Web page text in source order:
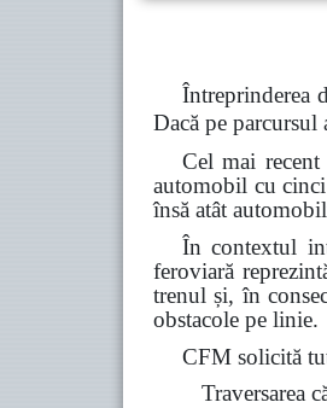
Întreprinderea
Dacă pe
Cel mai
automobil cu
însă atât
În contextul
feroviară
trenul și, în
obstacole pe linie.
CFM solicită
Traversarea